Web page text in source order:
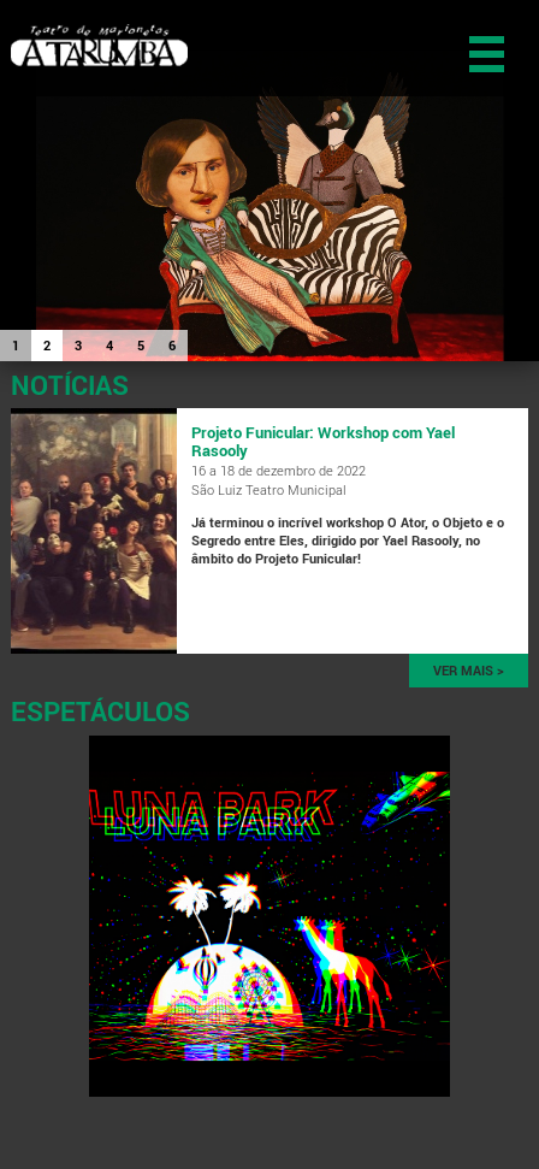
1 2 3 4 5 6
NOTÍCIAS
Projeto Funicular: Workshop com Yael
Rasooly
16 a 18 de dezembro de 2022
São Luiz Teatro Municipal
Já terminou o incrível workshop O Ator, o Objeto e o
Segredo entre Eles, dirigido por Yael Rasooly, no
âmbito do Projeto Funicular!
VER MAIS >
ESPETÁCULOS